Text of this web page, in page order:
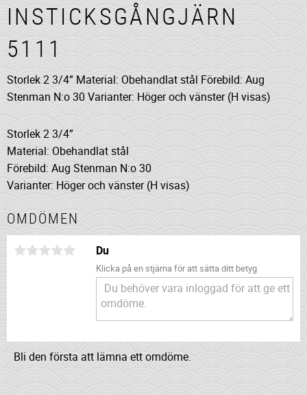
INSTICKSGÅNGJÄRN
5111
Storlek 2 3/4” Material: Obehandlat stål Förebild: Aug
Stenman N:o 30 Varianter: Höger och vänster (H visas)
Storlek 2 3/4”
Material: Obehandlat stål
Förebild: Aug Stenman N:o 30
Varianter: Höger och vänster (H visas)
OMDÖMEN
Du
Klicka på en stjärna för att sätta ditt betyg
Bli den första att lämna ett omdöme.